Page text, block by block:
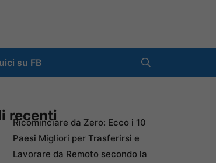
su FB
recenti
Ricominciare da Zero: Ecco i 10
Paesi Migliori per Trasferirsi e
Lavorare da Remoto secondo la